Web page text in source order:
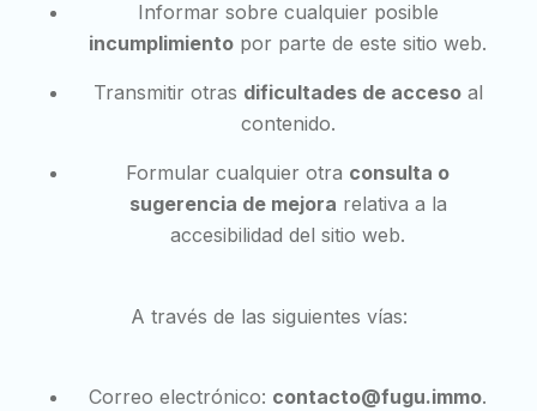
Informar sobre cualquier posible
incumplimiento por parte de este sitio web.
Transmitir otras dificultades de accesoal
contenido.
Formular cualquier otra consulta o
sugerencia de mejora relativa a la
accesibilidad del sitio web.
A través de las siguientes vías:
Correo electrónico: contacto@fugu.immo.